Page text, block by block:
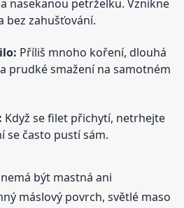
nasekanou petrželku. Vznikne
bez zahušťování.
Příliš mnoho koření, dlouhá
prudké smažení na samotném
Když se filet přichytí, netrhejte
se často pustí sám.
být mastná ani
máslový povrch, světlé maso